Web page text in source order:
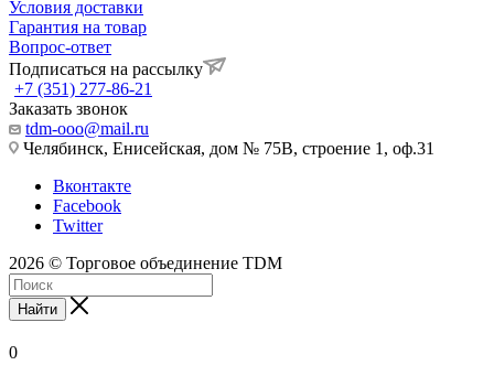
Условия доставки
Гарантия на товар
Вопрос-ответ
Подписаться на рассылку
+7 (351) 277-86-21
Заказать звонок
tdm-ooo@mail.ru
Челябинск, Енисейская, дом № 75В, строение 1, оф.31
Вконтакте
Facebook
Twitter
2026 © Торговое объединение TDM
Найти
0